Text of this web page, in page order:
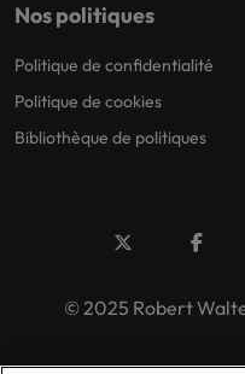
Nos politiques
Politique de confidentialité
Politique de cookies
Bibliothèque de politiques
© 2025 Robert